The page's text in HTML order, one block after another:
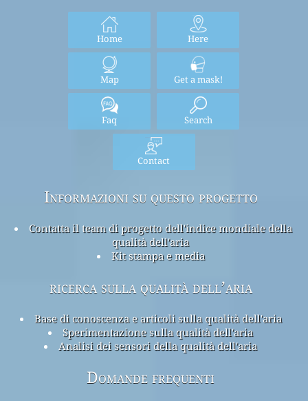
Home Here
Map Get a mask!
Faq Search
Contact
Informazioni su questo progetto
Contatta il team di progetto dell'indice mondiale della
qualità dell'aria
Kit stampa e media
ricerca sulla qualità dell’aria
Base di conoscenza e articoli sulla qualità dell'aria
Sperimentazione sulla qualità dell'aria
Analisi dei sensori della qualità dell'aria
Domande frequenti